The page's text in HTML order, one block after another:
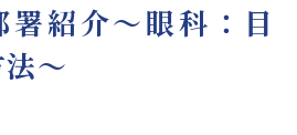
紹介～眼科：目
～